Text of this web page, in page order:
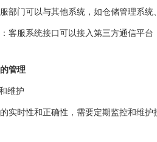
门可以与其他系统，如仓储管理系统
服系统接口可以接入第三方通信平台
管理
维护
时性和正确性，需要定期监控和维护